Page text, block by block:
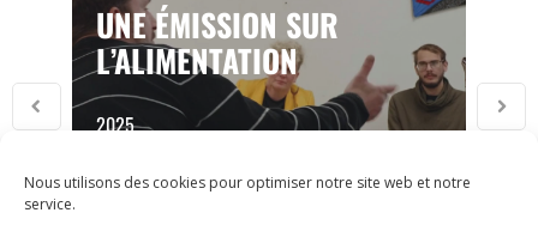
Nous utilisons des cookies pour optimiser notre site web et notre
service.
UNE ÉMISSION SUR
L’ALIMENTATION
2025